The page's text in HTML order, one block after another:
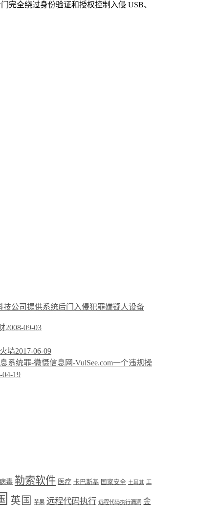
完全绕过身份验证和授权控制入侵 USB、
公司提供系统后门入侵犯罪嫌疑人设备
2008-09-03
墙2017-06-09
一个违规操
04-19
毒 勒索软件 医疗 卡巴斯基 国家安全 土耳其 工
英国 苹果 远程代码执行 远程代码执行漏洞 金